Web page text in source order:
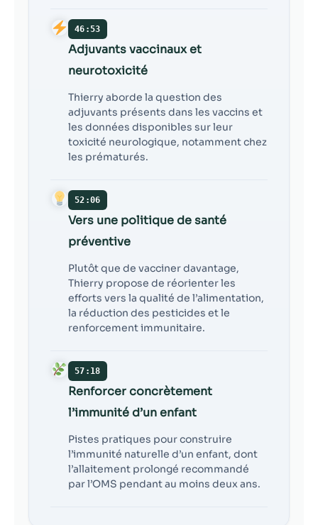
46:53
Adjuvants vaccinaux et
neurotoxicité
Thierry aborde la question des
adjuvants présents dans les vaccins et
les données disponibles sur leur
toxicité neurologique, notamment chez
les prématurés.
52:06
Vers une politique de santé
préventive
Plutôt que de vacciner davantage,
Thierry propose de réorienter les
efforts vers la qualité de l’alimentation,
la réduction des pesticides et le
renforcement immunitaire.
57:18
Renforcer concrètement
l’immunité d’un enfant
Pistes pratiques pour construire
l’immunité naturelle d’un enfant, dont
l’allaitement prolongé recommandé
par l’OMS pendant au moins deux ans.